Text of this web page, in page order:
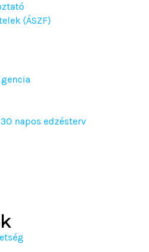
(ÁSZF)
napos edzésterv